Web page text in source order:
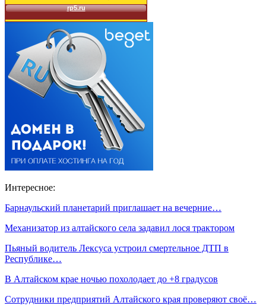
Интересное:
Барнаульский планетарий приглашает на вечерние…
Механизатор из алтайского села задавил лося трактором
Пьяный водитель Лексуса устроил смертельное ДТП в
Республике…
В Алтайском крае ночью похолодает до +8 градусов
Сотрудники предприятий Алтайского края проверяют своё…